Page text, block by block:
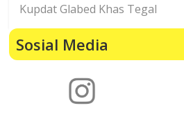
Kupdat Glabed Khas Tegal
Sosial Media